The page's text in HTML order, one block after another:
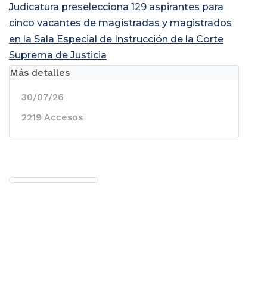
Judicatura preselecciona 129 aspirantes para
cinco vacantes de magistradas y magistrados
en la Sala Especial de Instrucción de la Corte
Suprema de Justicia
Más detalles
30/07/26
2219 Accesos